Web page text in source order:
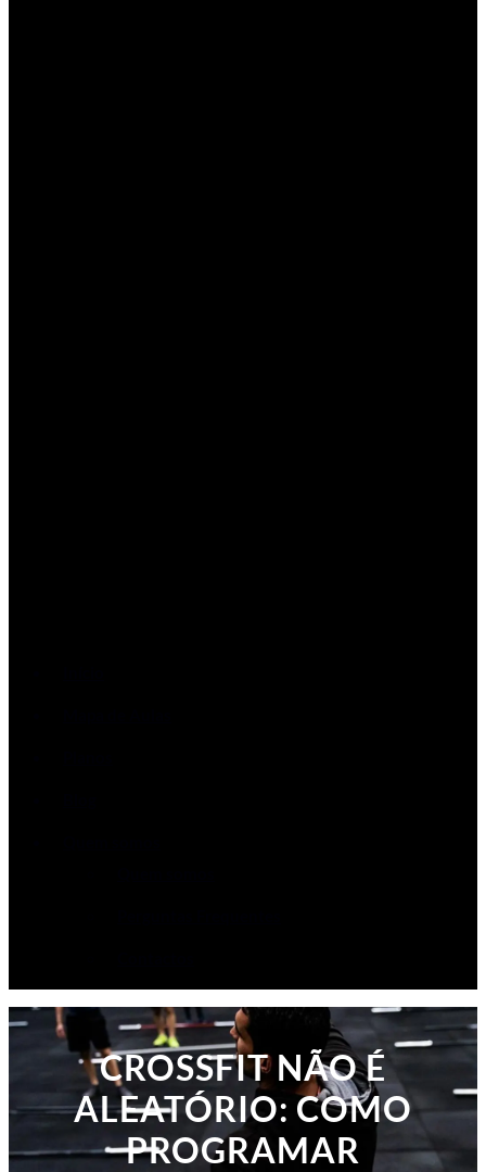
CROSSFIT NÃO É
ALEATÓRIO: COMO
PROGRAMAR